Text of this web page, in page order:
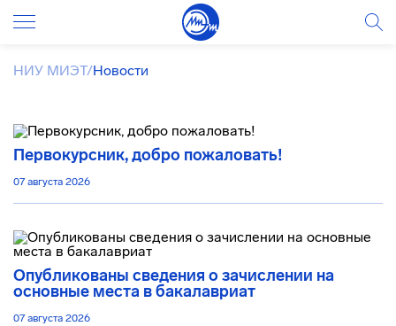
НИУ МИЭТ/Новости
Первокурсник, добро пожаловать!
07 августа 2026
Опубликованы сведения о зачислении на
основные места в бакалавриат
07 августа 2026